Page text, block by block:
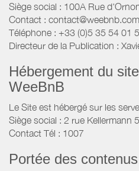
Siège social : 100A Rue
Contact : contact@weebnb.com
Téléphone : +33 (0)5 35 54 01
Directeur de la Publication :
Hébergement du
WeeBnB
Le Site est hébergé sur les
Siège social : 2 rue Kellermann
Contact Tél : 1007
Portée des contenus